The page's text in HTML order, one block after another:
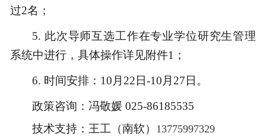
过2名；
5. 此次导师互选工作在专业学位研究生管理
系统中进行，具体操作详见附件1；
6. 时间安排： 10月22日-10月27日。
政策咨询：冯敬媛 025-86185535
技术支持：王工（南软） 13775997329